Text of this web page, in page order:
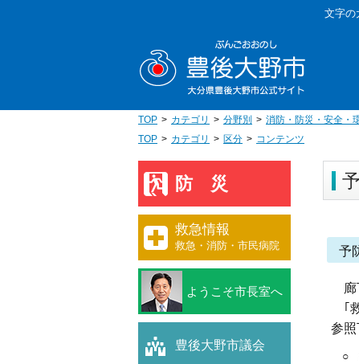
移
文字の
TOP カテゴリ 分野別 消防・防災・安全・
TOP
カテゴリ 区分 コンテンツ
予
｢
参照
○
防災
救急情報
救急・消防・市民病院
ようこそ市長室へ
豊後大野市議会